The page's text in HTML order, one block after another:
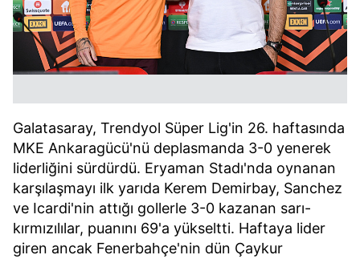
Galatasaray, Trendyol Süper Lig'in 26. haftasında
MKE Ankaragücü'nü deplasmanda 3-0 yenerek
liderliğini sürdürdü. Eryaman Stadı'nda oynanan
karşılaşmayı ilk yarıda Kerem Demirbay, Sanchez
ve Icardi'nin attığı gollerle 3-0 kazanan sarı-
kırmızılılar, puanını 69'a yükseltti. Haftaya lider
giren ancak Fenerbahçe'nin dün Çaykur